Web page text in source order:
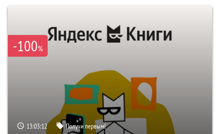
-100%
13:03:11 Получи первым!